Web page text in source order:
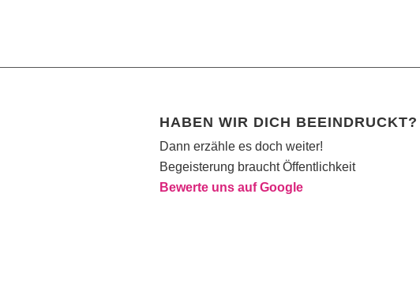
HABEN WIR DICH BEEINDRUCKT?
Dann erzähle es doch weiter!
Begeisterung braucht Öffentlichkeit
Bewerte uns auf Google